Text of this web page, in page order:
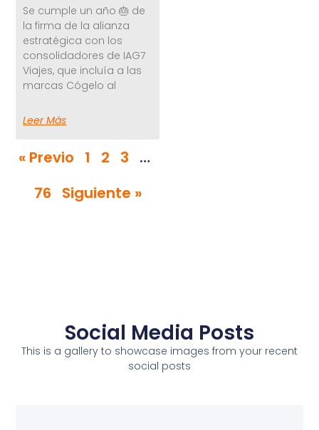
Se cumple un año 🎂 de
la firma de la alianza
estratégica con los
consolidadores de IAG7
Viajes, que incluía a las
marcas Cógelo al
Leer Más
« Previo 1 2 3
…
76
Siguiente »
Social Media Posts
This is a gallery to showcase images from your recent
social posts